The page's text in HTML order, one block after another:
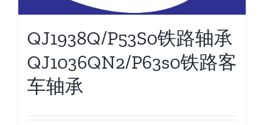
QJ1938Q/P53S0铁路轴承
QJ1036QN2/P63s0铁路客
车轴承